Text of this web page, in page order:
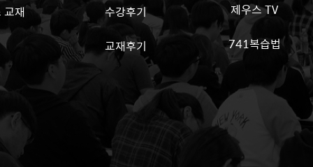
교재
수강후기
교재후기
제우스 TV
741복습법